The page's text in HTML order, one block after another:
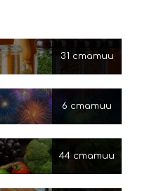
31 статии
6 статии
44 статии